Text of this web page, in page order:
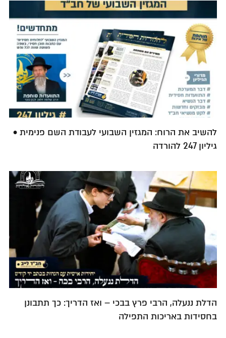
להשיב את הרוח: המגזין השבועי לעבודת השם פנימית •
גיליון 247 להורדה
הדלת ננעלה, הרבי פרץ בבכי – ואז הדריך: כך תתבונן
בחסידות באריכות התפילה